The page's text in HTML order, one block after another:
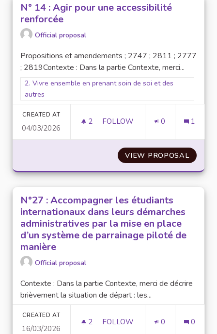
N° 14 : Agir pour une accessibilité
renforcée
Official proposal
Propositions et amendements ; 2747 ; 2811 ; 2777
; 2819Contexte : Dans la partie Contexte, merci...
Filter results for scope: 2. Vivre ensemble en prenant soin
2. Vivre ensemble en prenant soin de soi et des
autres
CREATED AT
04/03/2026
2 2 FOLLOWERS
FOLLOW 0 1
VIEW PROPOSALN° 14 :
N°27 : Accompagner les étudiants
internationaux dans leurs démarches
administratives par la mise en place
d’un système de parrainage piloté de
manière
Official proposal
Contexte : Dans la partie Contexte, merci de décrire
brièvement la situation de départ : les...
CREATED AT
16/03/2026
2 2 FOLLOWERS
FOLLOW 0 0